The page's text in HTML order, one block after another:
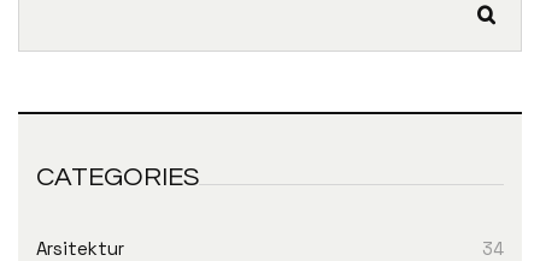
CATEGORIES
Arsitektur 34